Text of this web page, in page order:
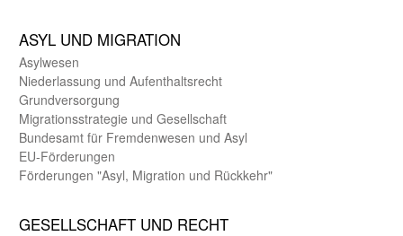
ASYL UND MIGRA­TION
Asyl­wesen
Nieder­lassung und Aufent­halts­recht
Grund­versorgung
Migrations­strategie und Gesell­schaft
Bundes­amt für Fremden­wesen und Asyl
EU-Förde­rungen
Förderungen "Asyl, Migration und Rückkehr"
GE­SELL­SCHAFT UND RECHT